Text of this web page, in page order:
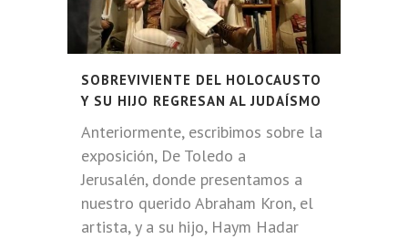
SOBREVIVIENTE DEL HOLOCAUSTO
Y SU HIJO REGRESAN AL JUDAÍSMO
Anteriormente, escribimos sobre la
exposición, De Toledo a
Jerusalén, donde presentamos a
nuestro querido Abraham Kron, el
artista, y a su hijo, Haym Hadar